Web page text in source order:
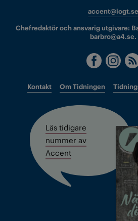
accent@iogt.se
Chefredaktör och ansvarig utgivare:
barbro@a4.se.
Kontakt Om Tidningen
Läs tidigare
nummer av
Accent